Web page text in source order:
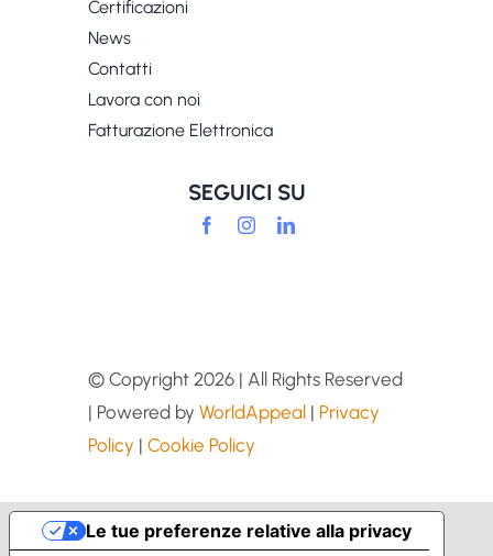
Certificazioni
News
Contatti
Lavora con noi
Fatturazione Elettronica
SEGUICI SU
© Copyright 2026 | All Rights Reserved
| Powered by WorldAppeal | Privacy
Policy | Cookie Policy
Le tue preferenze relative alla privacy